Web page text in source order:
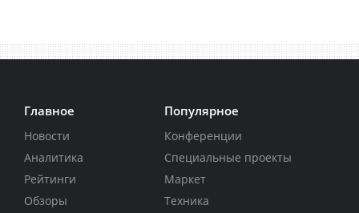
Главное
Новости
Аналитика
Рейтинги
Обзоры
Популярное
Конференции
Специальные проекты
Маркет
Техника